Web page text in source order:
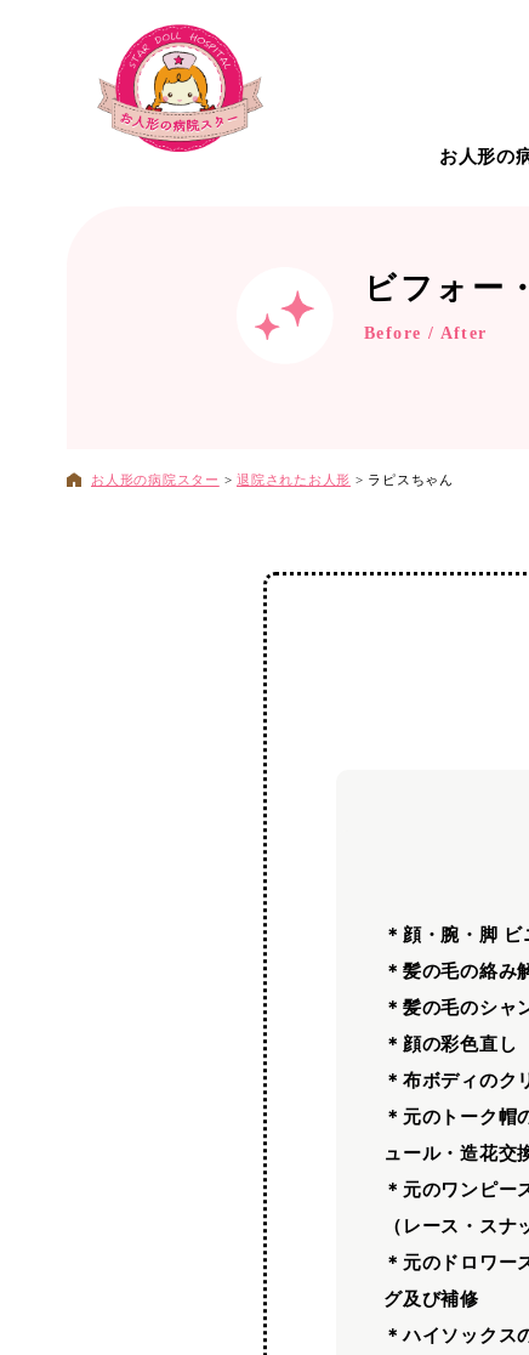
お人形の
ビフォー
Before / After
お人形の病院スター > 退院されたお人形 > ラピスちゃん
＊顔・腕・脚
＊髪の毛の絡み
＊髪の毛のシャ
＊顔の彩色直し
＊布ボディのク
＊元のトーク帽
ュール・造花交
＊元のワンピー
（レース・スナ
＊元のドロワー
グ及び補修
＊ハイソックス